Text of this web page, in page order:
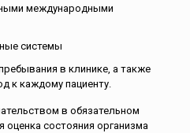
международными
системы
в клинике, а также
к каждому пациенту.
в обязательном
оценка состояния организма